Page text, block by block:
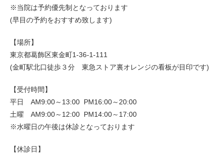
※当院は予約優先制となっております
(早目の予約をおすすめ致します)
【場所】
東京都葛飾区東金町1-36-1-111
(金町駅北口徒歩３分 東急ストア裏オレンジの看板が目印です)
【受付時間】
平日 AM9:00～13:00 PM16:00～20:00
土曜 AM9:00～12:00 PM14:00～17:00
※水曜日の午後は休診となっております
【休診日】